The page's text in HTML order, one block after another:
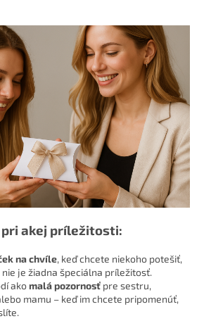
pri akej príležitosti:
na chvíle, keď chcete niekoho potešiť,
je žiadna špeciálna príležitosť.
akomalá pozornosť pre sestru,
mamu – keď im chcete pripomenúť,